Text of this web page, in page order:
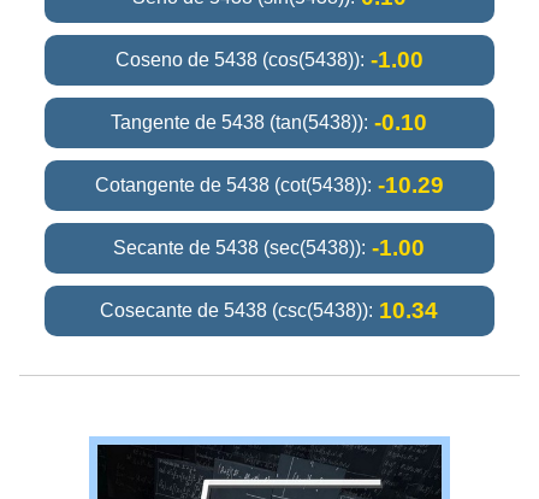
Coseno de 5438 (cos(5438)): -1.00
Tangente de 5438 (tan(5438)): -0.10
Cotangente de 5438 (cot(5438)): -10.29
Secante de 5438 (sec(5438)): -1.00
Cosecante de 5438 (csc(5438)): 10.34